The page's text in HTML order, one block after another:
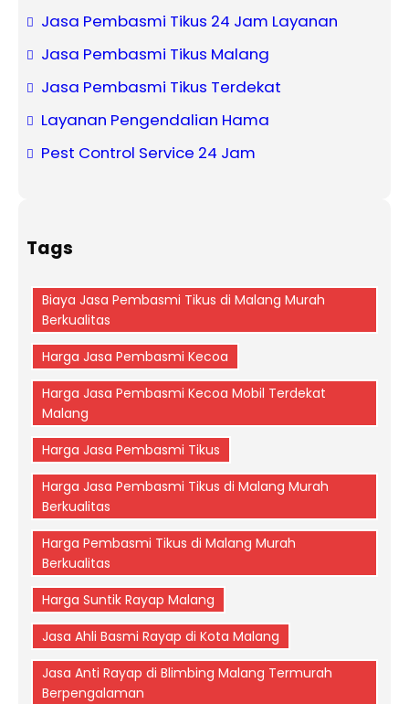
Jasa Pembasmi Tikus 24 Jam Layanan
Jasa Pembasmi Tikus Malang
Jasa Pembasmi Tikus Terdekat
Layanan Pengendalian Hama
Pest Control Service 24 Jam
Tags
Biaya Jasa Pembasmi Tikus di Malang Murah
Berkualitas
Harga Jasa Pembasmi Kecoa
Harga Jasa Pembasmi Kecoa Mobil Terdekat
Malang
Harga Jasa Pembasmi Tikus
Harga Jasa Pembasmi Tikus di Malang Murah
Berkualitas
Harga Pembasmi Tikus di Malang Murah
Berkualitas
Harga Suntik Rayap Malang
Jasa Ahli Basmi Rayap di Kota Malang
Jasa Anti Rayap di Blimbing Malang Termurah
Berpengalaman